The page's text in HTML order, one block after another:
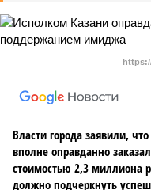
Власти города заявили,
вполне оправданно
стоимостью 2,3 миллиона
должно подчеркнуть